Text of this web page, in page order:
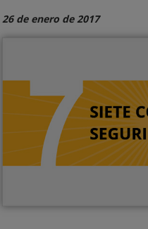
26 de enero de 2017